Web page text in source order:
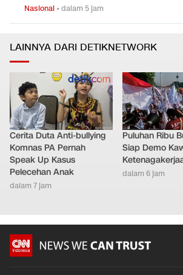
Nasional •dalam 5 jam
LAINNYA DARI DETIKNETWORK
Cerita Duta Anti-bullying
Komnas PA Pernah
Speak Up Kasus
Pelecehan Anak
dalam 7 jam
Puluhan Ribu
Siap Demo
dalam 6 jam